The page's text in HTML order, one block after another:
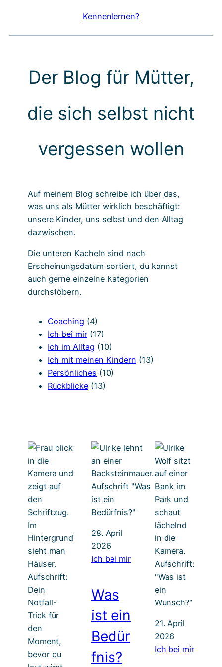
Kennenlernen?
Der Blog für Mütter,
die sich selbst nicht
vergessen wollen
Auf meinem Blog schreibe ich über das,
was uns als Mütter wirklich beschäftigt:
unsere Kinder, uns selbst und den Alltag
dazwischen.
Die unteren Kacheln sind nach
Erscheinungsdatum sortiert, du kannst
auch gerne einzelne Kategorien
durchstöbern.
Coaching (4)
Ich bei mir (17)
Ich im Alltag (10)
Ich mit meinen Kindern (13)
Persönliches (10)
Rückblicke (13)
28. April
2026
Ich bei mir
Was
ist ein
Bedür
fnis?
21. April
2026
Ich bei mir